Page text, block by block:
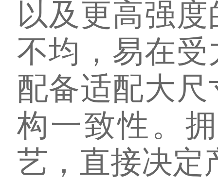
以及更高强
不均，易在
配备适配大
构一致性。
艺，直接决定